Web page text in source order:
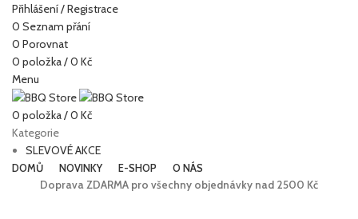
Přihlášení / Registrace
0 Seznam přání
0 Porovnat
0 položka/0 Kč
Menu
0 položka/0 Kč
Kategorie
SLEVOVÉ AKCE
DOMŮ NOVINKY E-SHOP
O NÁS
Doprava ZDARMA pro všechny objednávky nad 2500 Kč